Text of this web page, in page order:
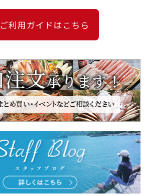
ご利用ガイドはこちら